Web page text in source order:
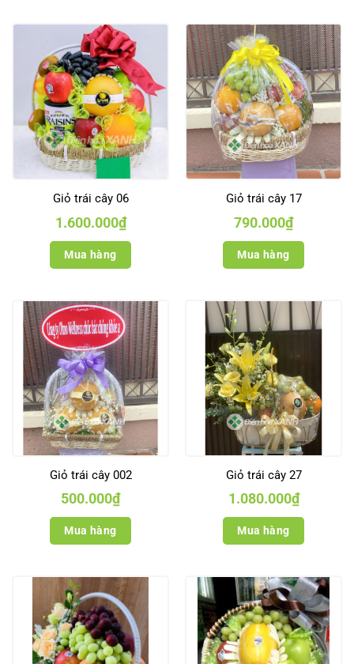
Giỏ trái cây 06
1.600.000₫
Mua hàng
Giỏ trái cây 17
790.000₫
Mua hàng
Giỏ trái cây 002
500.000₫
Mua hàng
Giỏ trái cây 27
1.080.000₫
Mua hàng